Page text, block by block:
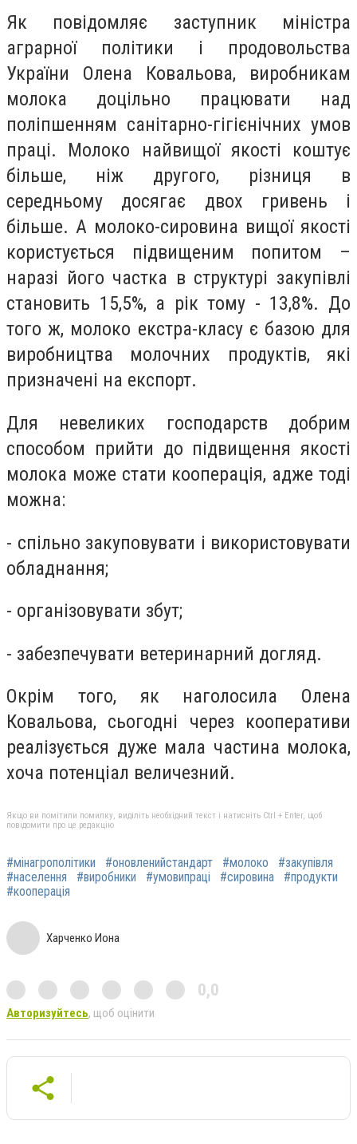
Як повідомляє заступник міністра
аграрної політики і продовольства
України Олена Ковальова, виробникам
молока доцільно працювати над
поліпшенням санітарно-гігієнічних умов
праці. Молоко найвищої якості коштує
більше, ніж другого, різниця в
середньому досягає двох гривень і
більше. А молоко-сировина вищої якості
користується підвищеним попитом –
наразі його частка в структурі закупівлі
становить 15,5%, а рік тому - 13,8%. До
того ж, молоко екстра-класу є базою для
виробництва молочних продуктів, які
призначені на експорт.
Для невеликих господарств добрим
способом прийти до підвищення якості
молока може стати кооперація, адже тоді
можна:
- спільно закуповувати і використовувати
обладнання;
- організовувати збут;
- забезпечувати ветеринарний догляд.
Окрім того, як наголосила Олена
Ковальова, сьогодні через кооперативи
реалізується дуже мала частина молока,
хоча потенціал величезний.
Якщо ви помітили помилку, виділіть необхідний текст і натисніть Ctrl + Enter, щоб
повідомити про це редакцію
#мінагрополітики #оновленийстандарт #молоко
#закупівля
#населення
#виробники #умовипраці #сировина
#продукти
#кооперація
Харченко Иона
0,0
Авторизуйтесь, щоб оцінити